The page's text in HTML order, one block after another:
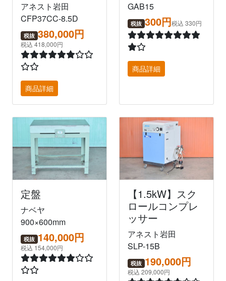
アネスト岩田
CFP37CC-8.5D
税抜 380,000円
税込 418,000円
商品詳細
GAB15
税抜 300円税込 330円
商品詳細
定盤
ナベヤ
900×600mm
税抜 140,000円
税込 154,000円
【1.5kW】スク
ロールコンプレ
ッサー
アネスト岩田
SLP-15B
税抜 190,000円
税込 209,000円